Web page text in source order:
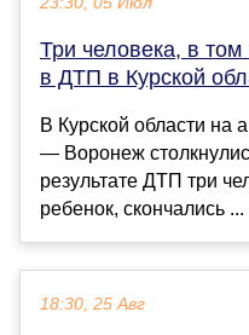
Три человека, в том
в ДТП в Курской
В Курской области на
— Воронеж
результате ДТП три
ребенок, скончались ...
18:30, 25 Авг